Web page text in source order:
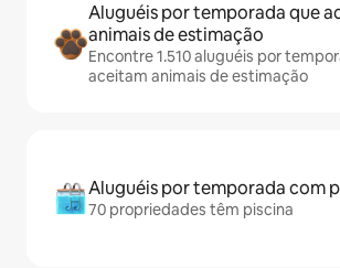
Aluguéis por temporada que
animais de estimação
Encontre 1.510 aluguéis por
aceitam animais de estimação
Aluguéis por temporada com
70 propriedades têm piscina